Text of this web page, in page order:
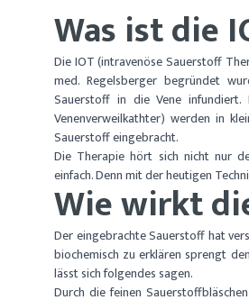
Was ist die
Die IOT (intravenöse Sauerstoff
med. Regelsberger begründet
Sauerstoff in die Vene
Venenverweilkathter) werden in
Sauerstoff eingebracht.
Die Therapie hört sich nicht nur
einfach. Denn mit der heutigen
Wie wirkt
Der eingebrachte Sauerstoff hat
biochemisch zu erklären sprengt
lässt sich folgendes sagen.
Durch die feinen